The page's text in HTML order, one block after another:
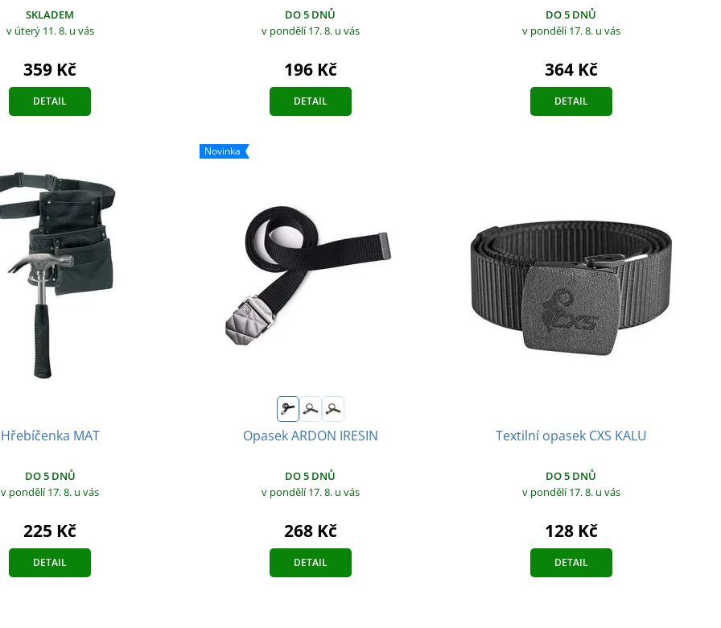
SKLADEM
v úterý 11. 8. u vás
359 Kč
DETAIL
DO 5 DNŮ
v pondělí 17. 8. u vás
196 Kč
DETAIL
DO 5 DNŮ
v pondělí 17. 8. u vás
364 Kč
DETAIL
Hřebíčenka MAT
DO 5 DNŮ
v pondělí 17. 8. u vás
225 Kč
DETAIL
Novinka
Opasek ARDON IRESIN
DO 5 DNŮ
v pondělí 17. 8. u vás
268 Kč
DETAIL
Textilní opasek CXS KALU
DO 5 DNŮ
v pondělí 17. 8. u vás
128 Kč
DETAIL